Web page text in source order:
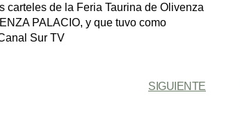
carteles de la Feria Taurina de Olivenza
PALACIO, y que tuvo como
Sur TV
SIGUIENTE